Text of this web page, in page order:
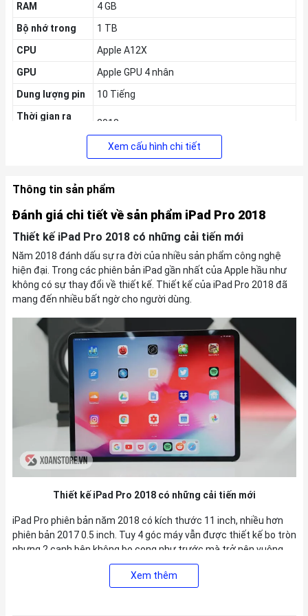
RAM
4 GB
Bộ nhớ trong
1 TB
CPU
Apple A12X
GPU
Apple GPU 4 nhân
Dung lượng pin
10 Tiếng
Thời gian ra
2018
KM
Xem cấu hình chi tiết
Thông tin sản phẩm
Đánh giá chi tiết về sản phẩm iPad Pro 2018
Thiết kế iPad Pro 2018 có những cải tiến mới
Năm 2018 đánh dấu sự ra đời của nhiều sản phẩm công nghệ
hiện đại. Trong các phiên bản iPad gần nhất của Apple hầu như
không có sự thay đổi về thiết kế. Thiết kế của iPad Pro 2018 đã
mang đến nhiều bất ngờ cho người dùng.
Thiết kế iPad Pro 2018 có những cải tiến mới
iPad Pro phiên bản năm 2018 có kích thước 11 inch, nhiều hơn
phiên bản 2017 0.5 inch. Tuy 4 góc máy vẫn được thiết kế bo tròn
nhưng 2 cạnh bên không bo cong như trước mà trở nên vuông
vức hơn. Phần cạnh vát của iPad Pro 2018 có điểm giống với
phần cạnh vát kim cương trên điện thoại iPhone 5.
Xem thêm